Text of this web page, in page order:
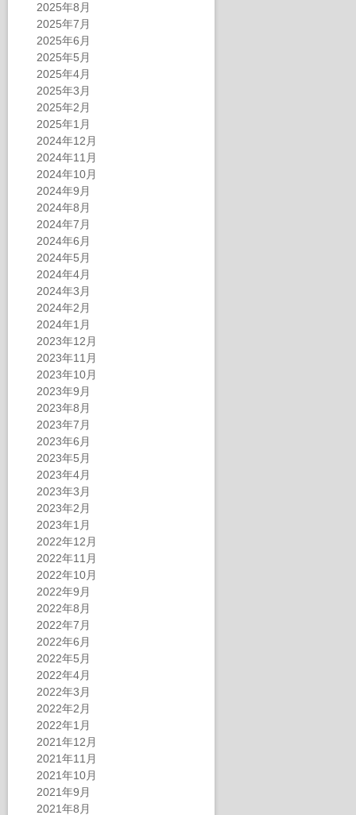
2025年8月
2025年7月
2025年6月
2025年5月
2025年4月
2025年3月
2025年2月
2025年1月
2024年12月
2024年11月
2024年10月
2024年9月
2024年8月
2024年7月
2024年6月
2024年5月
2024年4月
2024年3月
2024年2月
2024年1月
2023年12月
2023年11月
2023年10月
2023年9月
2023年8月
2023年7月
2023年6月
2023年5月
2023年4月
2023年3月
2023年2月
2023年1月
2022年12月
2022年11月
2022年10月
2022年9月
2022年8月
2022年7月
2022年6月
2022年5月
2022年4月
2022年3月
2022年2月
2022年1月
2021年12月
2021年11月
2021年10月
2021年9月
2021年8月